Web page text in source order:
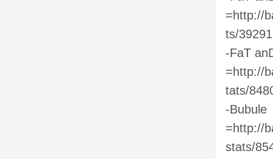
=http://
ts/
-FaT
=http://
tats/
-Bubule
=http://
stats/